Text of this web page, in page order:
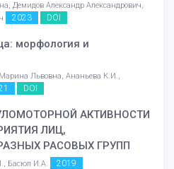
Демидов Александр Александрович,
2023 DOI
морфология и
Львовна, Ананьева К.И.,
DOI
АКТИВНОСТИ
ЛИЦ,
РАСОВЫХ ГРУПП
Басюл И.А. 2019